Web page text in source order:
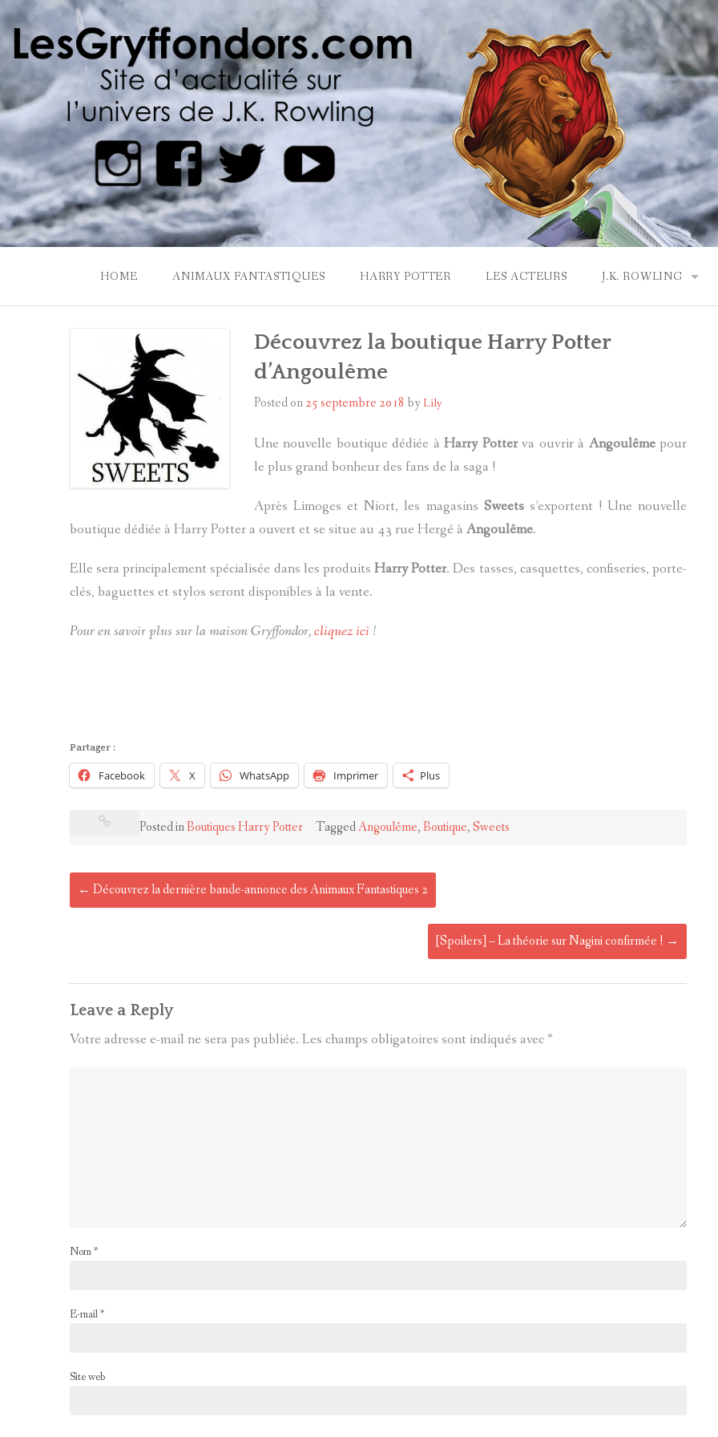
Skip
to
content
HOME ANIMAUX FANTASTIQUES HARRY POTTER LES ACTEURS J.K. ROWLING
Découvrez la boutique Harry Potter
d’Angoulême
Posted on25 septembre 2018 by Lily
Une nouvelle boutique dédiée àHarry Potterva ouvrir à Angoulêmepour
le plus grand bonheur des fans de la saga !
Après Limoges et Niort, les magasins Sweets s’exportent ! Une nouvelle
boutique dédiée à Harry Potter a ouvert et se situe au 43 rue Hergé à Angoulême.
Elle sera principalement spécialisée dans les produitsHarry Potter. Des tasses, casquettes, confiseries, porte-
clés, baguettes et stylos seront disponibles à la vente.
Pour en savoir plus sur la maison Gryffondor,cliquez ici !
Partager :
Facebook X WhatsApp Imprimer Plus
Posted inBoutiques Harry Potter TaggedAngoulême,Boutique,Sweets
Post
navigation
← Découvrez la dernière bande-annonce des Animaux Fantastiques 2
[Spoilers] – La théorie sur Nagini confirmée ! →
Leave a Reply
Votre adresse e-mail ne sera pas publiée. Les champs obligatoires sont indiqués avec*
Nom*
E-mail*
Site web